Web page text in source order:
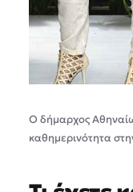
Ο δήμαρχος
καθημερινότητα